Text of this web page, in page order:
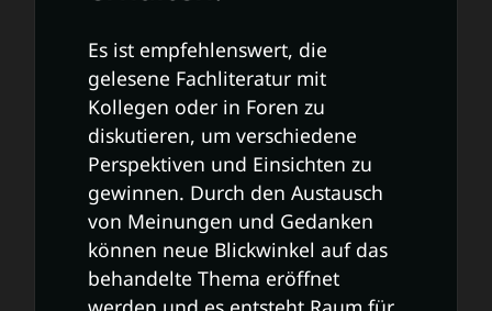
Es ist empfehlenswert, die
gelesene Fachliteratur mit
Kollegen oder in Foren zu
diskutieren, um verschiedene
Perspektiven und Einsichten zu
gewinnen. Durch den Austausch
von Meinungen und Gedanken
können neue Blickwinkel auf das
behandelte Thema eröffnet